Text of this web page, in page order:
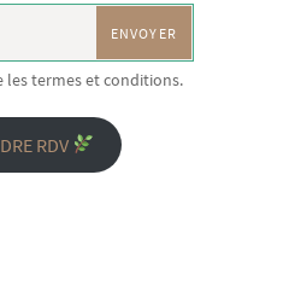
les termes et conditions.
RDV